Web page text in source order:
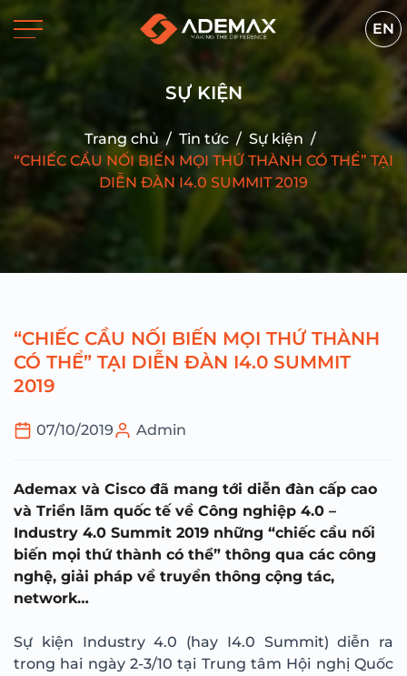
EN
SỰ KIỆN
Trang chủ / Tin tức / Sự kiện /
“CHIẾC CẦU NỐI BIẾN MỌI THỨ THÀNH CÓ THỂ” TẠI
DIỄN ĐÀN I4.0 SUMMIT 2019
“CHIẾC CẦU NỐI BIẾN MỌI THỨ THÀNH
CÓ THỂ” TẠI DIỄN ĐÀN I4.0 SUMMIT
2019
07/10/2019 Admin
Ademax và Cisco đã mang tới diễn đàn cấp cao
và Triển lãm quốc tế về Công nghiệp 4.0 –
Industry 4.0 Summit 2019 những “chiếc cầu nối
biến mọi thứ thành có thể” thông qua các công
nghệ, giải pháp về truyền thông cộng tác,
network…
Sự kiện Industry 4.0 (hay I4.0 Summit) diễn ra
trong hai ngày 2-3/10 tại Trung tâm Hội nghị Quốc